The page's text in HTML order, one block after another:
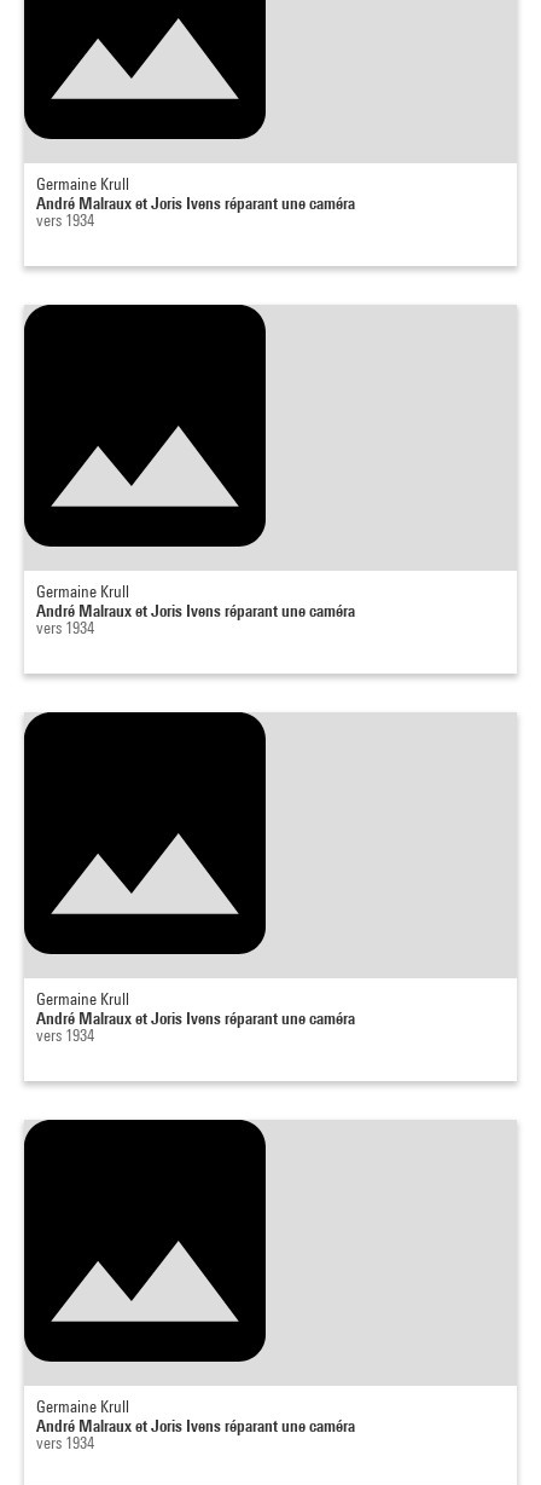
Germaine Krull
André Malraux et Joris Ivens réparant une caméra
vers 1934
Germaine Krull
André Malraux et Joris Ivens réparant une caméra
vers 1934
Germaine Krull
André Malraux et Joris Ivens réparant une caméra
vers 1934
Germaine Krull
André Malraux et Joris Ivens réparant une caméra
vers 1934